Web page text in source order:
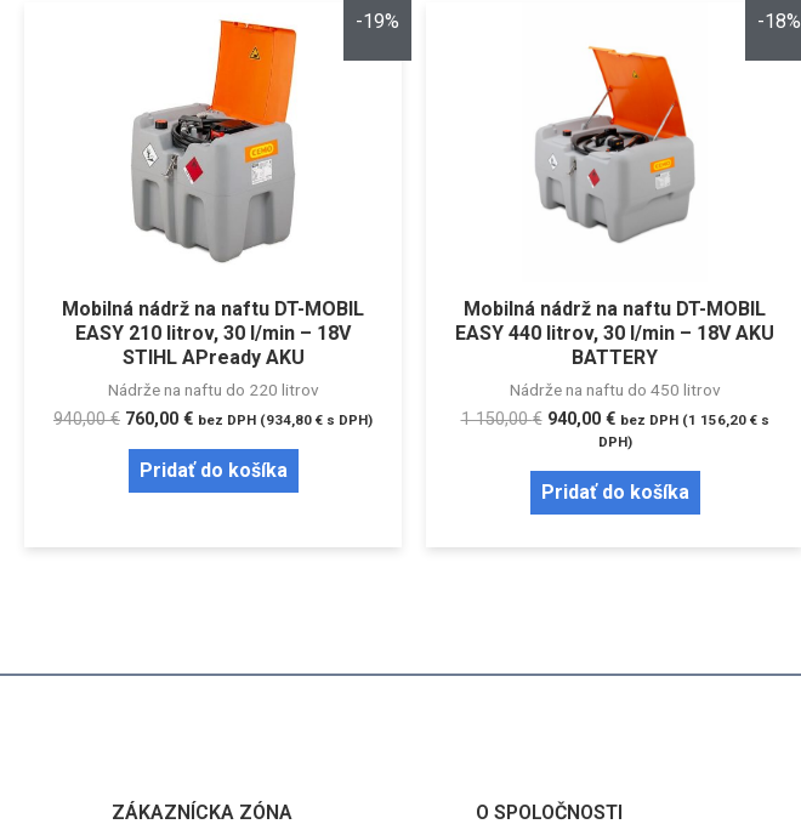
-19%
Mobilná nádrž na naftu DT-MOBIL
EASY 210 litrov, 30 l/min – 18V
STIHL APready AKU
Nádrže na naftu do 220 litrov
940,00€ 760,00 € bez DPH (934,80 € s DPH)
Pridať do košíka
-18%
Mobilná nádrž na naftu DT-MOBIL
EASY 440 litrov, 30 l/min – 18V AKU
BATTERY
Nádrže na naftu do 450 litrov
1 150,00€ 940,00 € bez DPH (1 156,20 €s
DPH)
Pridať do košíka
ZÁKAZNÍCKA ZÓNA O SPOLOČNOSTI